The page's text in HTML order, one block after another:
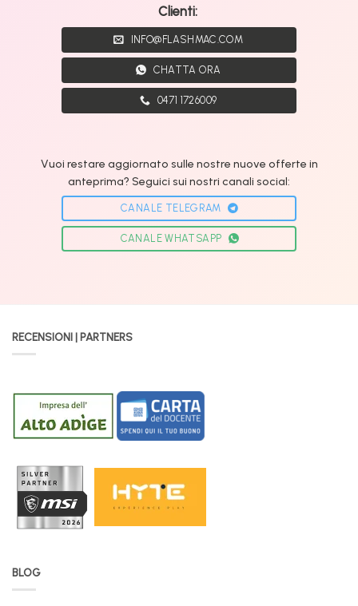
Clienti:
INFO@FLASHMAC.COM
CHATTA ORA
0471 1726009
Vuoi restare aggiornato sulle nostre nuove offerte in
anteprima? Seguici sui nostri canali social:
CANALE TELEGRAM
CANALE WHATSAPP
RECENSIONI | PARTNERS
BLOG